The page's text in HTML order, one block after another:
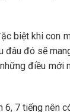
biệt khi con
đâu đó sẽ
điều mới
7 tiếng nên